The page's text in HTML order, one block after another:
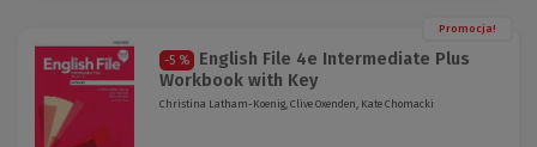
Promocja!
-5 %
English File 4e Intermediate Plus
Workbook with Key
Christina Latham-Koenig, Clive Oxenden, Kate Chomacki